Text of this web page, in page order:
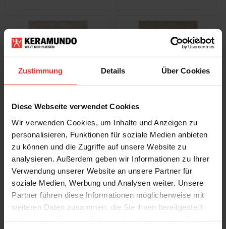
Zustimmung Details Über Cookies
Diese Webseite verwendet Cookies
Wir verwenden Cookies, um Inhalte und Anzeigen zu
personalisieren, Funktionen für soziale Medien anbieten
zu können und die Zugriffe auf unsere Website zu
analysieren. Außerdem geben wir Informationen zu Ihrer
Verwendung unserer Website an unsere Partner für
soziale Medien, Werbung und Analysen weiter. Unsere
Partner führen diese Informationen möglicherweise mit
weiteren Daten zusammen, die Sie ihnen bereitgestellt
120 x 120 cm
120 x 120 cm
Fondovalle
Jura Mood
Fondovalle
Jura Mood